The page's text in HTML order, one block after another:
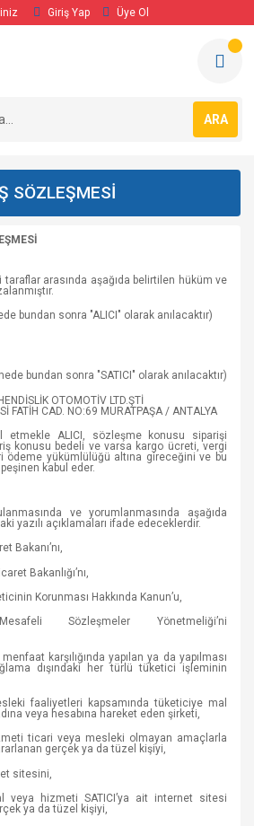
Giriş Yap Üye Ol
ARA
SÖZLEŞMESİ
taraflar arasında aşağıda belirtilen hüküm ve
bundan sonra "ALICI" olarak anılacaktır)
bundan sonra "SATICI" olarak anılacaktır)
OTOMOTİV LTD.ŞTİ
FATİH CAD. NO:69 MURATPAŞA / ANTALYA
etmekle ALICI, sözleşme konusu siparişi
konusu bedeli ve varsa kargo ücreti, vergi
ödeme yükümlülüğü altına gireceğini ve bu
kabul eder.
ve yorumlanmasında aşağıda
yazılı açıklamaları ifade edeceklerdir.
Bakanı’nı,
Bakanlığı’nı,
Korunması Hakkında Kanun’u,
Sözleşmeler Yönetmeliği’ni
karşılığında yapılan ya da yapılması
dışındaki her türlü tüketici işleminin
faaliyetleri kapsamında tüketiciye mal
veya hesabına hareket eden şirketi,
ticari veya mesleki olmayan amaçlarla
gerçek ya da tüzel kişiyi,
sitesini,
veya hizmeti SATICI’ya ait internet sitesi
ya da tüzel kişiyi,